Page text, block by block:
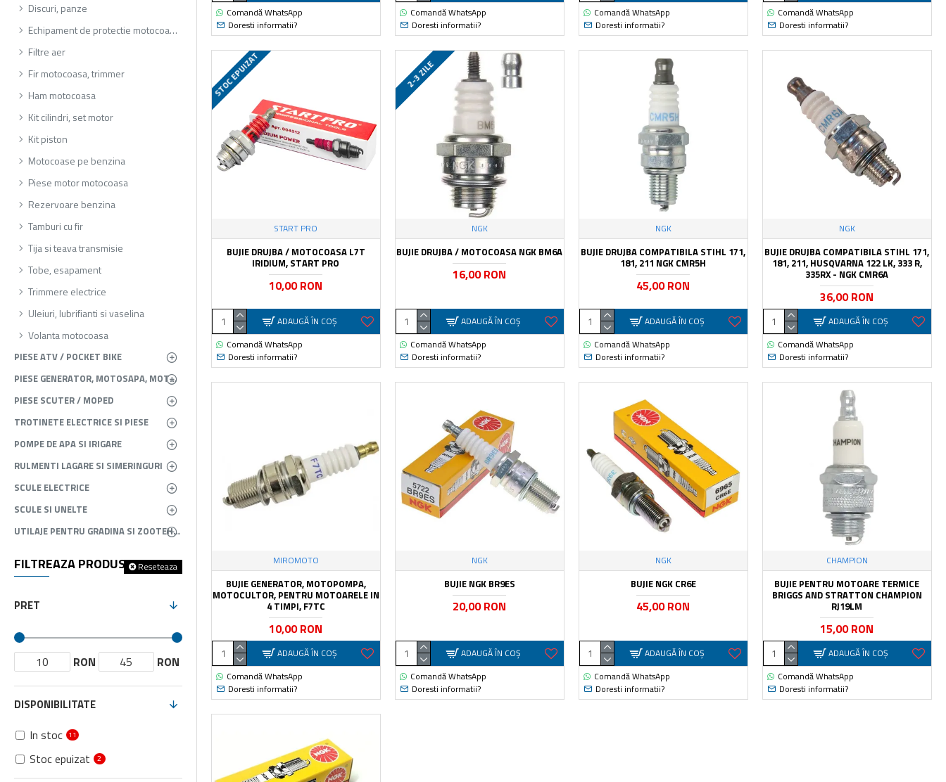
Discuri, panze
Echipament de protectie motocoasa
Filtre aer
Fir motocoasa, trimmer
Ham motocoasa
Kit cilindri, set motor
Kit piston
Motocoase pe benzina
Piese motor motocoasa
Rezervoare benzina
Tamburi cu fir
Tija si teava transmisie
Tobe, esapament
Trimmere electrice
Uleiuri, lubrifianti si vaselina
Volanta motocoasa
PIESE ATV / POCKET BIKE
PIESE GENERATOR, MOTOSAPA, MOTOPOMPA, ATOMIZOR
PIESE SCUTER / MOPED
TROTINETE ELECTRICE SI PIESE
POMPE DE APA SI IRIGARE
RULMENTI LAGARE SI SIMERINGURI
SCULE ELECTRICE
SCULE SI UNELTE
UTILAJE PENTRU GRADINA SI ZOOTEHNIE
FILTREAZA PRODUSELEReseteaza
PRET
RON RON
DISPONIBILITATE
In stoc 11
Stoc epuizat 2
Comandă WhatsApp
Doresti informatii?
Comandă WhatsApp
Doresti informatii?
Comandă WhatsApp
Doresti informatii?
Comandă WhatsApp
Doresti informatii?
STOC EPUIZAT
START PRO
BUJIE DRUJBA / MOTOCOASA L7T
IRIDIUM, START PRO
10,00 RON
ADAUGĂ ÎN COŞ
Comandă WhatsApp
Doresti informatii?
2-3 ZILE
NGK
BUJIE DRUJBA / MOTOCOASA NGK BM6A
16,00 RON
ADAUGĂ ÎN COŞ
Comandă WhatsApp
Doresti informatii?
NGK
BUJIE DRUJBA COMPATIBILA STIHL 171,
181, 211 NGK CMR5H
45,00 RON
ADAUGĂ ÎN COŞ
Comandă WhatsApp
Doresti informatii?
NGK
BUJIE DRUJBA COMPATIBILA STIHL 171,
181, 211, HUSQVARNA 122 LK, 333 R,
335RX - NGK CMR6A
36,00 RON
ADAUGĂ ÎN COŞ
Comandă WhatsApp
Doresti informatii?
MIROMOTO
BUJIE GENERATOR, MOTOPOMPA,
MOTOCULTOR, PENTRU MOTOARELE IN
4 TIMPI, F7TC
10,00 RON
ADAUGĂ ÎN COŞ
Comandă WhatsApp
Doresti informatii?
NGK
BUJIE NGK BR9ES
20,00 RON
ADAUGĂ ÎN COŞ
Comandă WhatsApp
Doresti informatii?
NGK
BUJIE NGK CR6E
45,00 RON
ADAUGĂ ÎN COŞ
Comandă WhatsApp
Doresti informatii?
CHAMPION
BUJIE PENTRU MOTOARE TERMICE
BRIGGS AND STRATTON CHAMPION
RJ19LM
15,00 RON
ADAUGĂ ÎN COŞ
Comandă WhatsApp
Doresti informatii?